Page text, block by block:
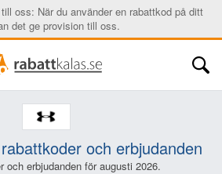
oss: När du använder en rabattkod på ditt
det ge provision till oss.
och erbjudanden
och erbjudanden för augusti 2026.